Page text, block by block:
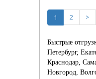
1 2 >
Быстрые
Петербург,
Краснодар,
Новгород,